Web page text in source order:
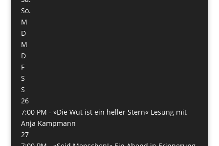
So.
M
D
M
D
F
S
S
26
7:00 PM - »Die Wut ist ein heller Stern« Lesung mit
Anja Kampmann
27